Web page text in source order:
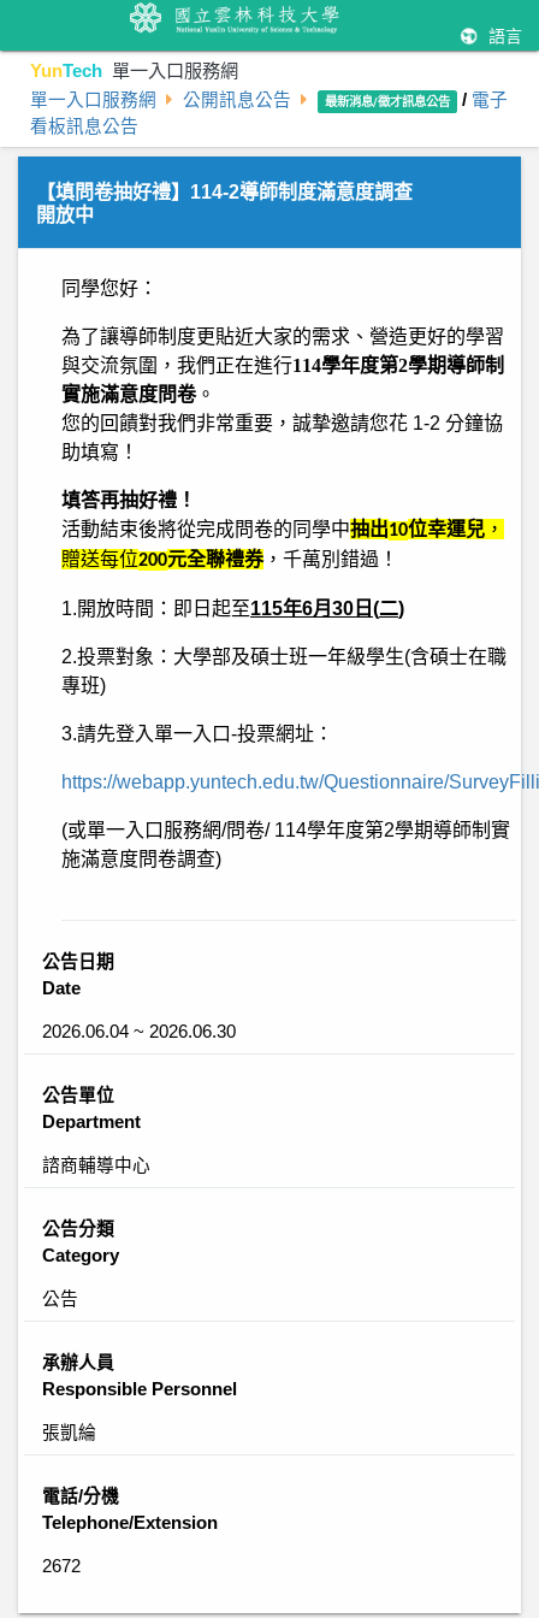
語言
YunTech 單一入口服務網
單一入口服務網 公開訊息公告 最新消息/徵才訊息公告 / 電子
看板訊息公告
【填問卷抽好禮】114-2導師制度滿意度調查
開放中
同學您好：
為了讓導師制度更貼近大家的需求、營造更好的學習
與交流氛圍，我們正在進行114學年度第2學期導師制
實施滿意度問卷。
您的回饋對我們非常重要，誠摯邀請您花 1-2 分鐘協
助填寫！
填答再抽好禮！
活動結束後將從完成問卷的同學中抽出10位幸運兒 ，
贈送每位200元全聯禮券，千萬別錯過！
1.開放時間：即日起至115年6月 30 日 (二)
2.投票對象：大學部及碩士班一年級學生(含碩士在職
專班)
3.請先登入單一入口-投票網址：
https://webapp.yuntech.edu.tw/Questionnaire/
(或單一入口服務網/問卷/ 114學年度第2學期導師制實
施滿意度問卷調查)
公告日期
Date
2026.06.04 ~ 2026.06.30
公告單位
Department
諮商輔導中心
公告分類
Category
公告
承辦人員
Responsible Personnel
張凱綸
電話/分機
Telephone/Extension
2672